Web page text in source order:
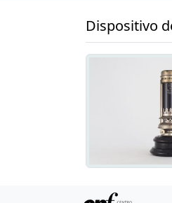
Dispositivo